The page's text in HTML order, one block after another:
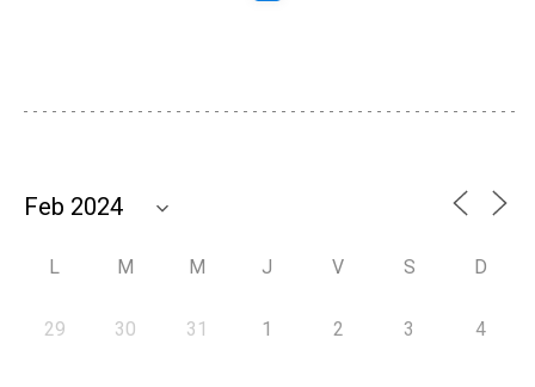
L M M J V S D
29 30 31 1 2 3 4